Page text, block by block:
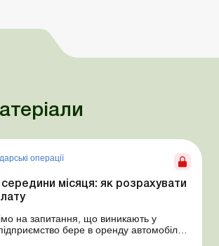
операції
місяця: як розрахувати
на запитання, що виникають у
бере в оренду автомобіль у